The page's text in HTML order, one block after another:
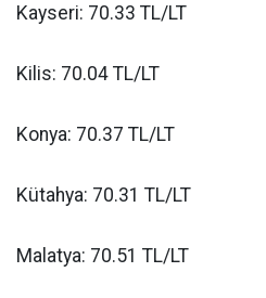
Kayseri: 70.33 TL/LT
Kilis: 70.04 TL/LT
Konya: 70.37 TL/LT
Kütahya: 70.31 TL/LT
Malatya: 70.51 TL/LT